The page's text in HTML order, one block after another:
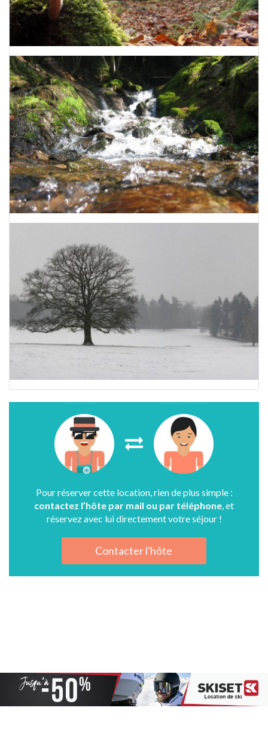
Pour réserver cette location, rien de plus simple :
contactez l’hôte par mail ou par téléphone, et
réservez avec lui directement votre séjour !
Contacter l'hôte